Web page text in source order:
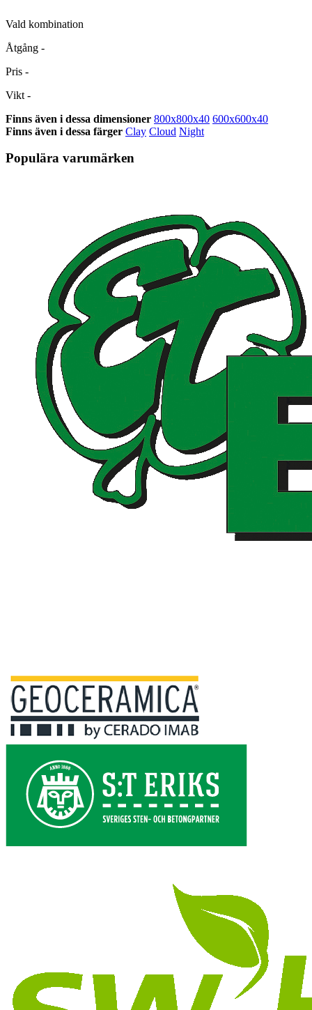
Vald kombination
Åtgång -
Pris -
Vikt -
Finns även i dessa dimensioner 800x800x40 600x600x40
Finns även i dessa färger Clay Cloud Night
Populära varumärken